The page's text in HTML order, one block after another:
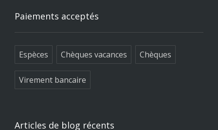
Paiements acceptés
Espèces Chèques vacances Chèques
Virement bancaire
Articles de blog récents